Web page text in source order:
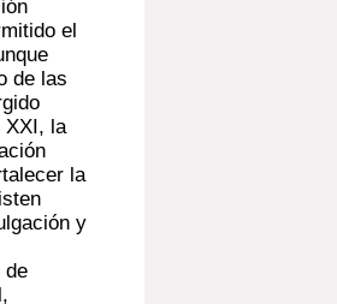
el
de las
XXI, la
la
y
de